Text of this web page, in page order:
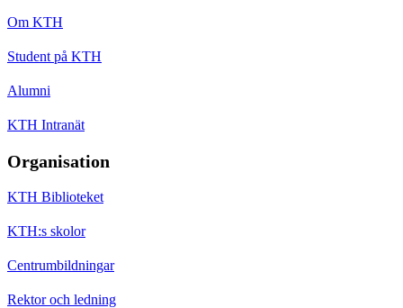
Om KTH
Student på KTH
Alumni
KTH Intranät
Organisation
KTH Biblioteket
KTH:s skolor
Centrumbildningar
Rektor och ledning